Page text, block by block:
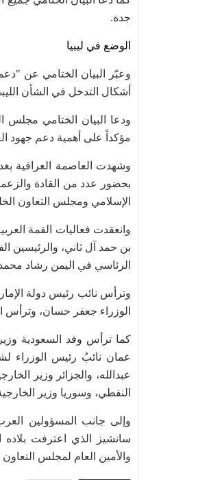
جدة.
الوضع في ليبيا
وعبّر البيان الختامي عن
أشكال التدخل في الشأن
ودعا البيان الختامي مجلس
مؤكداً على أهمية دعم جهود
وشهدت العاصمة العراقية
بحضور عدد من القادة
الإسلامي ومجلس التعاون
وانعقدت فعاليات القمة
بن حمد آل ثاني،
الرئاسي في اليمن رشاد
وترأس نائب رئيس دولة
الوزراء جعفر حسان، وترأس
كما ترأس وفد السعودية
عمان نائبُ رئيس الوزراء
عبدالله، والجزائر وزير
النفطي، وسوريا وزير
وإلى جانب المسؤولين
سانشيز الذي اعترفت بلاده
والأمين العام لمجلس